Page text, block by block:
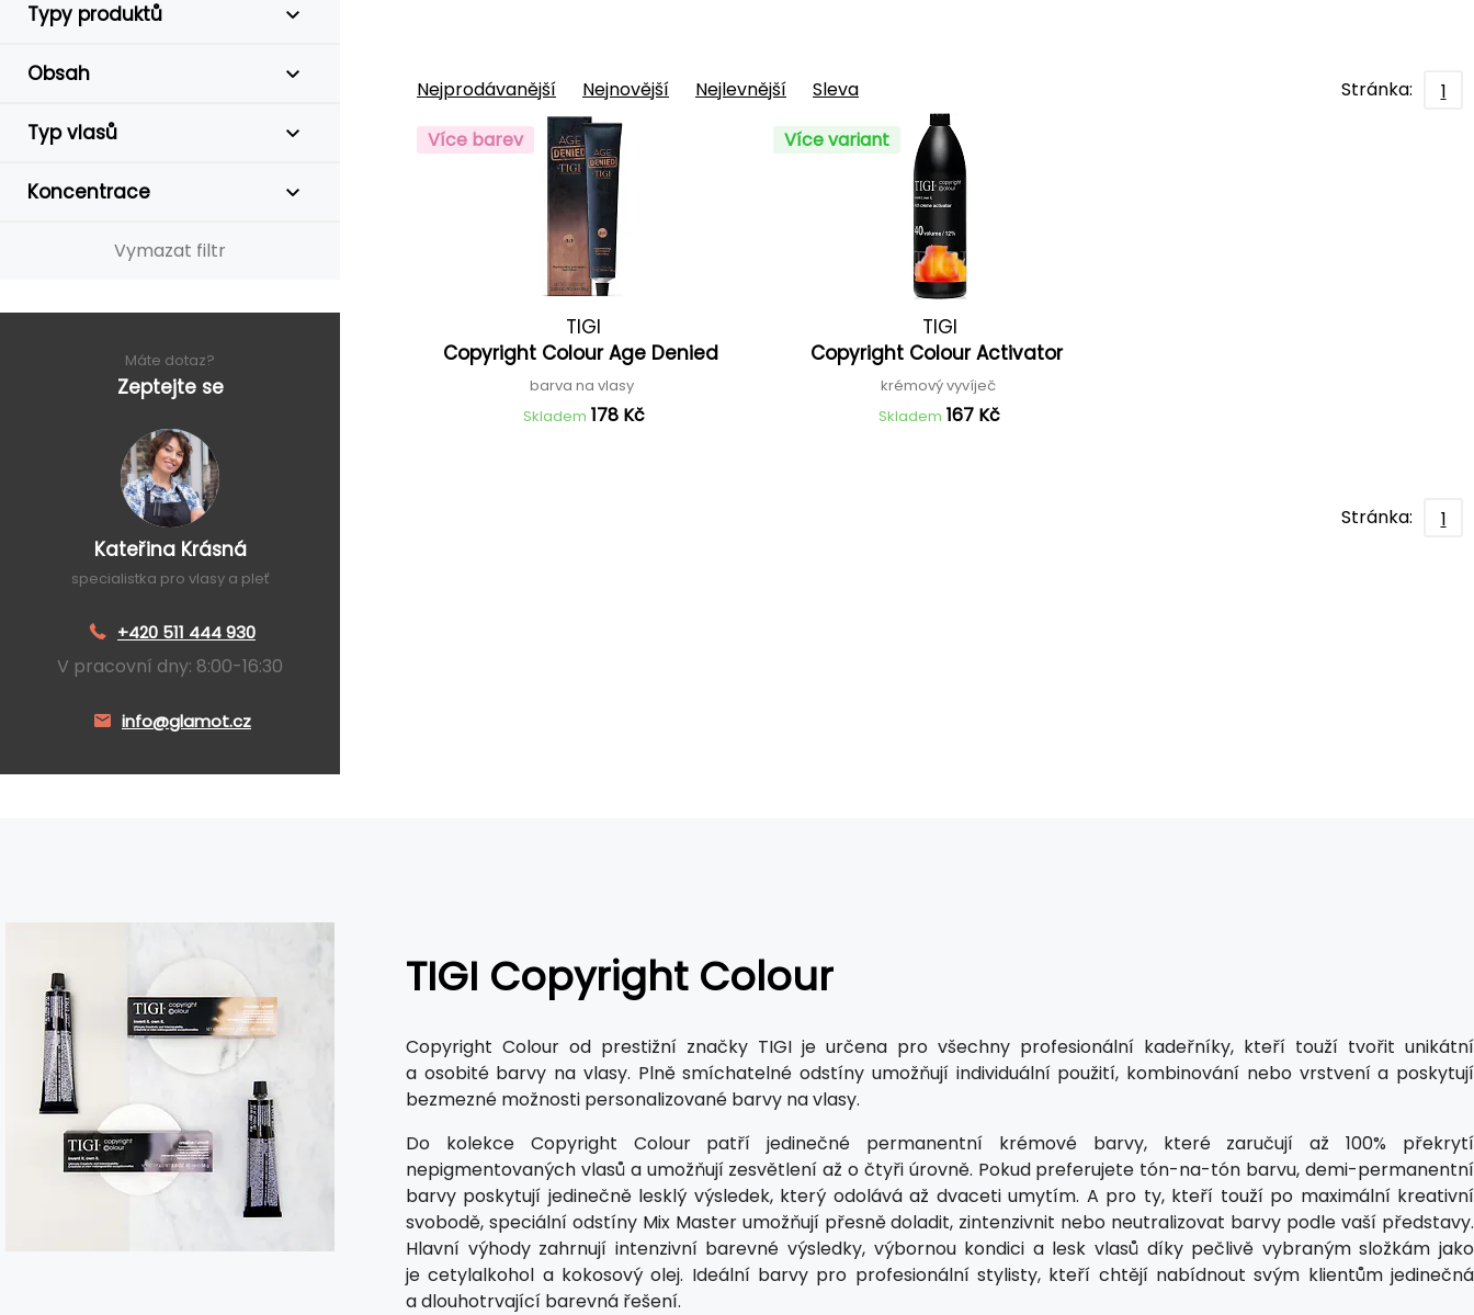
Typy produktů
Obsah
Typ vlasů
Koncentrace
Vymazat filtr
Máte dotaz?
Zeptejte se
Kateřina Krásná
specialistka pro vlasy a pleť
+420 511 444 930
V pracovní dny: 8:00-16:30
info@glamot.cz
Nejprodávanější Nejnovější Nejlevnější Sleva Stránka:
1
Více barev
TIGI
Copyright Colour Age Denied
barva na vlasy
Skladem 178 Kč
Více variant
TIGI
Copyright Colour Activator
krémový vyvíječ
Skladem 167 Kč
Stránka: 1
TIGI Copyright Colour
Copyright Colour od prestižní značky TIGI je určena pro všechny profesionální kadeřníky, kteří touží tvořit unikátní
a osobité barvy na vlasy. Plně smíchatelné odstíny umožňují individuální použití, kombinování nebo vrstvení a poskytují
bezmezné možnosti personalizované barvy na vlasy.
Do kolekce Copyright Colour patří jedinečné permanentní krémové barvy, které zaručují až 100% překrytí
nepigmentovaných vlasů a umožňují zesvětlení až o čtyři úrovně. Pokud preferujete tón-na-tón barvu, demi-permanentní
barvy poskytují jedinečně lesklý výsledek, který odolává až dvaceti umytím. A pro ty, kteří touží po maximální kreativní
svobodě, speciální odstíny Mix Master umožňují přesně doladit, zintenzivnit nebo neutralizovat barvy podle vaší představy.
Hlavní výhody zahrnují intenzivní barevné výsledky, výbornou kondici a lesk vlasů díky pečlivě vybraným složkám jako
je cetylalkohol a kokosový olej. Ideální barvy pro profesionální stylisty, kteří chtějí nabídnout svým klientům jedinečná
a dlouhotrvající barevná řešení.